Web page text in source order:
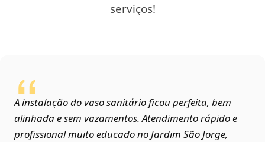
serviços!
A instalação do vaso sanitário ficou perfeita, bem
alinhada e sem vazamentos. Atendimento rápido e
profissional muito educado no Jardim São Jorge,